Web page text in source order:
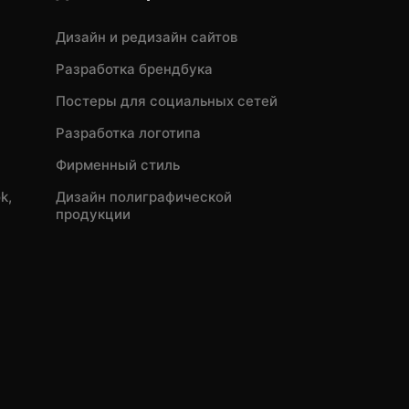
Дизайн и редизайн сайтов
Разработка брендбука
Постеры для социальных сетей
Разработка логотипа
Фирменный стиль
Дизайн полиграфической
продукции